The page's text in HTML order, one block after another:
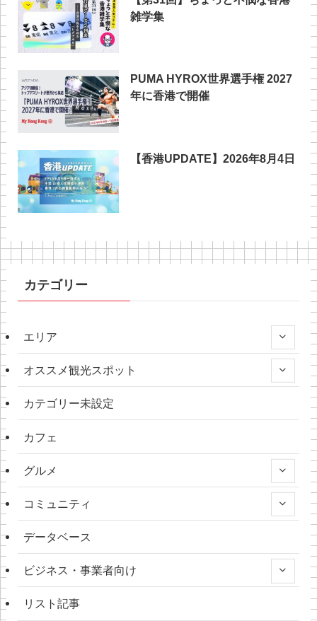
雑学集
PUMA HYROX世界選手権 2027
年に香港で開催
【香港UPDATE】2026年8月4日
カテゴリー
エリア
オススメ観光スポット
カテゴリー未設定
カフェ
グルメ
コミュニティ
データベース
ビジネス・事業者向け
リスト記事